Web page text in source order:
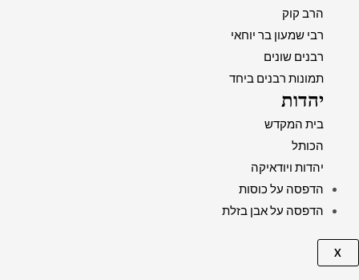
הרב קוק
רבי שמעון בר יוחאי
רבנים שונים
תמונות רבנים ביחד
יהדות
בית המקדש
הכותל
יהדות ויודאיקה
הדפסה על כוסות
הדפסה על אבן בזלת
X